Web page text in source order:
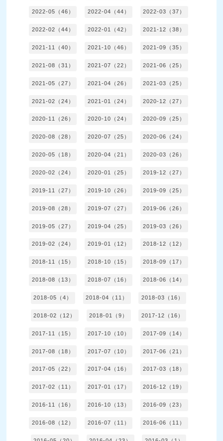
2022-05（46） 2022-04（44） 2022-03（37）
2022-02（44） 2022-01（42） 2021-12（38）
2021-11（40） 2021-10（46） 2021-09（35）
2021-08（31） 2021-07（22） 2021-06（25）
2021-05（27） 2021-04（26） 2021-03（25）
2021-02（24） 2021-01（24） 2020-12（27）
2020-11（26） 2020-10（24） 2020-09（25）
2020-08（28） 2020-07（25） 2020-06（24）
2020-05（18） 2020-04（21） 2020-03（26）
2020-02（24） 2020-01（25） 2019-12（27）
2019-11（27） 2019-10（26） 2019-09（25）
2019-08（28） 2019-07（27） 2019-06（26）
2019-05（27） 2019-04（25） 2019-03（26）
2019-02（24） 2019-01（12） 2018-12（12）
2018-11（15） 2018-10（15） 2018-09（17）
2018-08（13） 2018-07（16） 2018-06（14）
2018-05（4） 2018-04（11） 2018-03（16）
2018-02（12） 2018-01（9） 2017-12（16）
2017-11（15） 2017-10（10） 2017-09（14）
2017-08（18） 2017-07（10） 2017-06（21）
2017-05（22） 2017-04（16） 2017-03（18）
2017-02（11） 2017-01（17） 2016-12（19）
2016-11（16） 2016-10（13） 2016-09（23）
2016-08（12） 2016-07（11） 2016-06（11）